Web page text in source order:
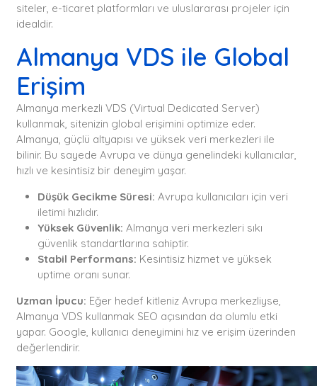
siteler, e-ticaret platformları ve uluslararası projeler için
idealdir.
Almanya VDS ile Global
Erişim
Almanya merkezli VDS (Virtual Dedicated Server)
kullanmak, sitenizin global erişimini optimize eder.
Almanya, güçlü altyapısı ve yüksek veri merkezleri ile
bilinir. Bu sayede Avrupa ve dünya genelindeki kullanıcılar,
hızlı ve kesintisiz bir deneyim yaşar.
Düşük Gecikme Süresi: Avrupa kullanıcıları için veri
iletimi hızlıdır.
Yüksek Güvenlik: Almanya veri merkezleri sıkı
güvenlik standartlarına sahiptir.
Stabil Performans: Kesintisiz hizmet ve yüksek
uptime oranı sunar.
Uzman İpucu: Eğer hedef kitleniz Avrupa merkezliyse,
Almanya VDS kullanmak SEO açısından da olumlu etki
yapar. Google, kullanıcı deneyimini hız ve erişim üzerinden
değerlendirir.